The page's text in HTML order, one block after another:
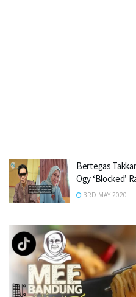
Bertegas
Ogy ‘Blocked’
3RD MAY 2020